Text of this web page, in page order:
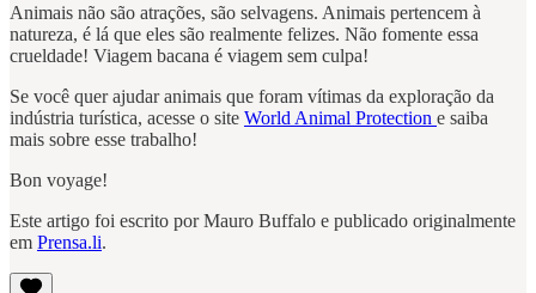
Animais não são atrações, são selvagens. Animais pertencem à
natureza, é lá que eles são realmente felizes. Não fomente essa
crueldade! Viagem bacana é viagem sem culpa!
Se você quer ajudar animais que foram vítimas da exploração da
indústria turística, acesse o site World Animal Protection e saiba
mais sobre esse trabalho!
Bon voyage!
Este artigo foi escrito por Mauro Buffalo e publicado originalmente
em Prensa.li.